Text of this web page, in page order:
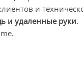
и
и удаленные руки.